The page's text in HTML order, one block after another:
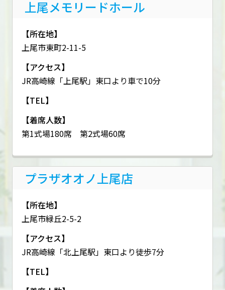
上尾メモリードホール
【所在地】
上尾市東町2-11-5
【アクセス】
JR高崎線「上尾駅」東口より車で10分
【TEL】
【着席人数】
第1式場180席 第2式場60席
プラザオオノ上尾店
【所在地】
上尾市緑丘2-5-2
【アクセス】
JR高崎線「北上尾駅」東口より徒歩7分
【TEL】